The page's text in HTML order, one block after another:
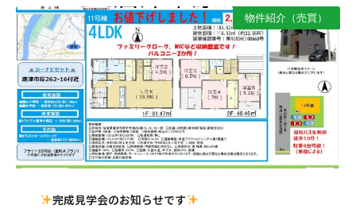
物件紹介（売買）
完成見学会のお知らせです